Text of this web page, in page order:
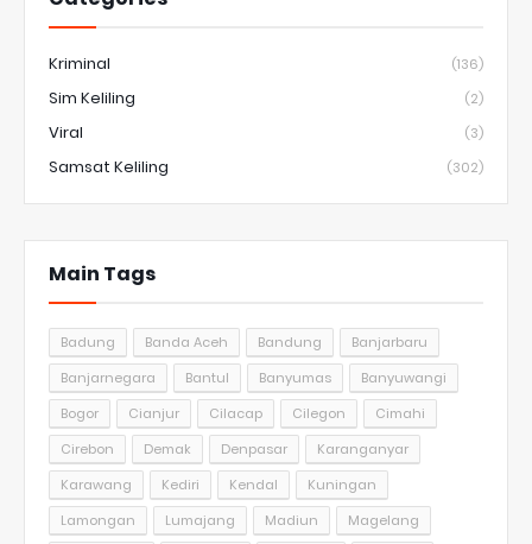
Kriminal (136)
Sim Keliling (2)
Viral (3)
Samsat Keliling (302)
Main Tags
Badung Banda Aceh Bandung
Banjarbaru
Banjarnegara
Bantul Banyumas
Banyuwangi
Bogor
Cianjur Cilacap Cilegon
Cimahi
Cirebon
Demak Denpasar
Karanganyar
Karawang
Kediri Kendal
Kuningan
Lamongan
Lumajang Madiun
Magelang